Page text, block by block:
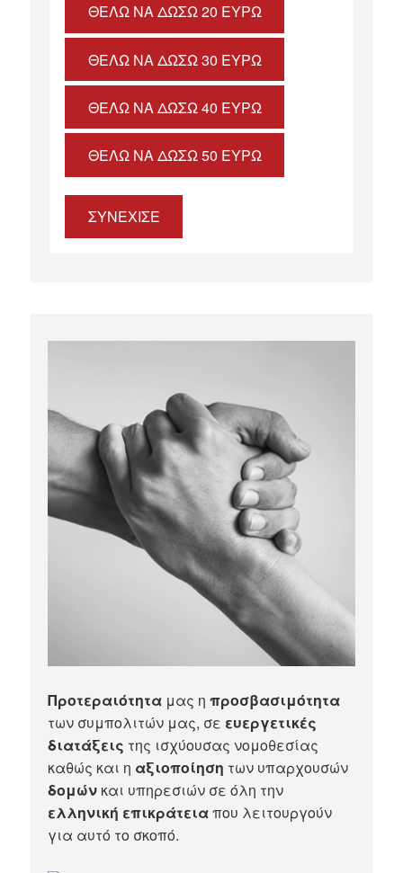
ΘΈΛΩ ΝΑ ΔΏΣΩ 20 ΕΥΡΏ
ΘΈΛΩ ΝΑ ΔΏΣΩ 30 ΕΥΡΏ
ΘΈΛΩ ΝΑ ΔΏΣΩ 40 ΕΥΡΏ
ΘΈΛΩ ΝΑ ΔΏΣΩ 50 ΕΥΡΏ
ΣΥΝΕΧΙΣΕ
Προτεραιότητα μας ηπροσβασιμότητα
των συμπολιτών μας, σε ευεργετικές
διατάξεις της ισχύουσας νομοθεσίας
καθώς και η αξιοποίηση των υπαρχουσών
δομών και υπηρεσιών σε όλη την
ελληνική επικράτειαπου λειτουργούν
για αυτό το σκοπό.​